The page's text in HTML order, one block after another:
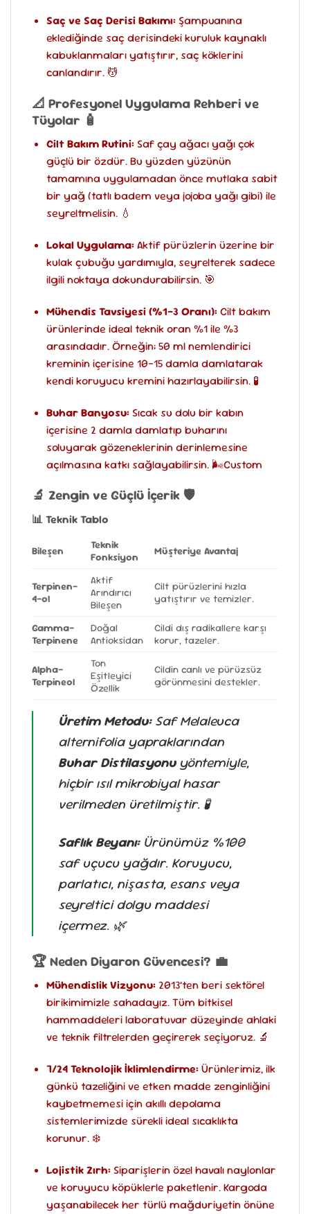
Saç ve Saç Derisi Bakımı:Şampuanına
eklediğinde saç derisindeki kuruluk kaynaklı
kabuklanmaları yatıştırır, saç köklerini
canlandırır. 💆
📐 Profesyonel Uygulama Rehberi ve
Tüyolar 🧴
Cilt Bakım Rutini:Saf çay ağacı yağı çok
güçlü bir özdür. Bu yüzden yüzünün
tamamına uygulamadan önce mutlaka sabit
bir yağ (tatlı badem veya jojoba yağı gibi) ile
seyreltmelisin. 💧
Lokal Uygulama:Aktif pürüzlerin üzerine bir
kulak çubuğu yardımıyla, seyrelterek sadece
ilgili noktaya dokundurabilirsin. 🎯
Mühendis Tavsiyesi (%1-3 Oranı):Cilt bakım
ürünlerinde ideal teknik oran %1 ile %3
arasındadır. Örneğin; 50 ml nemlendirici
kreminin içerisine 10-15 damla damlatarak
kendi koruyucu kremini hazırlayabilirsin. 🧪
Buhar Banyosu:Sıcak su dolu bir kabın
içerisine 2 damla damlatıp buharını
soluyarak gözeneklerinin derinlemesine
açılmasına katkı sağlayabilirsin. 🌬Custom
🔬 Zengin ve Güçlü İçerik 🛡️
📊 Teknik Tablo
Bileşen
Teknik
Fonksiyon
Müşteriye Avantaj
Terpinen-
4-ol
Aktif
Arındırıcı
Bileşen
Cilt pürüzlerini hızla
yatıştırır ve temizler.
Gamma-
Terpinene
Doğal
Antioksidan
Cildi dış radikallere karşı
korur, tazeler.
Alpha-
Terpineol
Ton
Eşitleyici
Özellik
Cildin canlı ve pürüzsüz
görünmesini destekler.
Üretim Metodu:SafMelaleuca
alternifoliayapraklarından
Buhar Distilasyonuyöntemiyle,
hiçbir ısıl mikrobiyal hasar
verilmeden üretilmiştir. 🧪
Saflık Beyanı:Ürünümüz %100
saf uçucu yağdır. Koruyucu,
parlatıcı, nişasta, esans veya
seyreltici dolgu maddesi
içermez. 🌿
🏆 Neden Diyaron Güvencesi? 💼
Mühendislik Vizyonu:2013’ten beri sektörel
birikimimizle sahadayız. Tüm bitkisel
hammaddeleri laboratuvar düzeyinde ahlaki
ve teknik filtrelerden geçirerek seçiyoruz. 🔬
7/24 Teknolojik İklimlendirme:Ürünlerimiz, ilk
günkü tazeliğini ve etken madde zenginliğini
kaybetmemesi için akıllı depolama
sistemlerimizde sürekli ideal sıcaklıkta
korunur. ❄️
Lojistik Zırh:Siparişlerin özel havalı naylonlar
ve koruyucu köpüklerle paketlenir. Kargoda
yaşanabilecek her türlü mağduriyetin önüne